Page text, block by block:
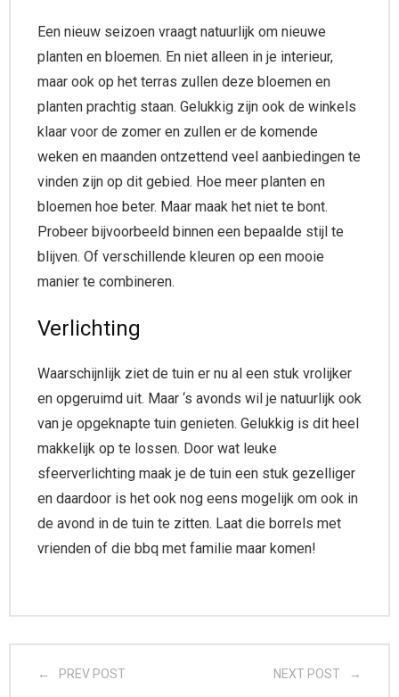
Een nieuw seizoen vraagt natuurlijk om nieuwe
planten en bloemen. En niet alleen in je interieur,
maar ook op het terras zullen deze bloemen en
planten prachtig staan. Gelukkig zijn ook de winkels
klaar voor de zomer en zullen er de komende
weken en maanden ontzettend veel aanbiedingen te
vinden zijn op dit gebied. Hoe meer planten en
bloemen hoe beter. Maar maak het niet te bont.
Probeer bijvoorbeeld binnen een bepaalde stijl te
blijven. Of verschillende kleuren op een mooie
manier te combineren.
Verlichting
Waarschijnlijk ziet de tuin er nu al een stuk vrolijker
en opgeruimd uit. Maar ‘s avonds wil je natuurlijk ook
van je opgeknapte tuin genieten. Gelukkig is dit heel
makkelijk op te lossen. Door wat leuke
sfeerverlichting maak je de tuin een stuk gezelliger
en daardoor is het ook nog eens mogelijk om ook in
de avond in de tuin te zitten. Laat die borrels met
vrienden of die bbq met familie maar komen!
PREV POST NEXT POST